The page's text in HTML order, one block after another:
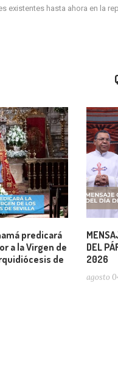
existentes hasta ahora en la
predicará
a la Virgen de
de
DEL
2026
agosto